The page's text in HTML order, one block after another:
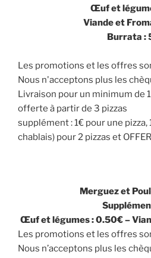
Œuf et
Viande et
Burrata :
Les promotions et les offres
Nous n'acceptons plus les
Livraison pour un minimum de
offerte à partir de 3 pizzas
supplément : 1€ pour une pizza,
chablais) pour 2 pizzas et
Merguez et
Œuf et légumes : 0.50€ –
Les promotions et les offres
Nous n’acceptons plus les